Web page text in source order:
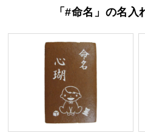
ご利用ガイド
よくある質問
お知らせ
お問い合わせ
「#命名」の名